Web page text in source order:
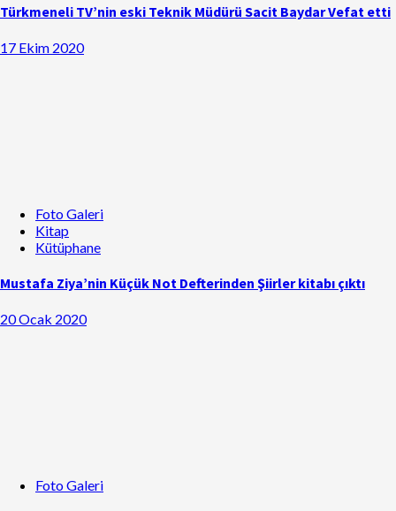
Türkmeneli TV’nin eski Teknik Müdürü Sacit Baydar Vefat etti
17 Ekim 2020
Foto Galeri
Kitap
Kütüphane
Mustafa Ziya’nin Küçük Not Defterinden Şiirler kitabı çıktı
20 Ocak 2020
Foto Galeri